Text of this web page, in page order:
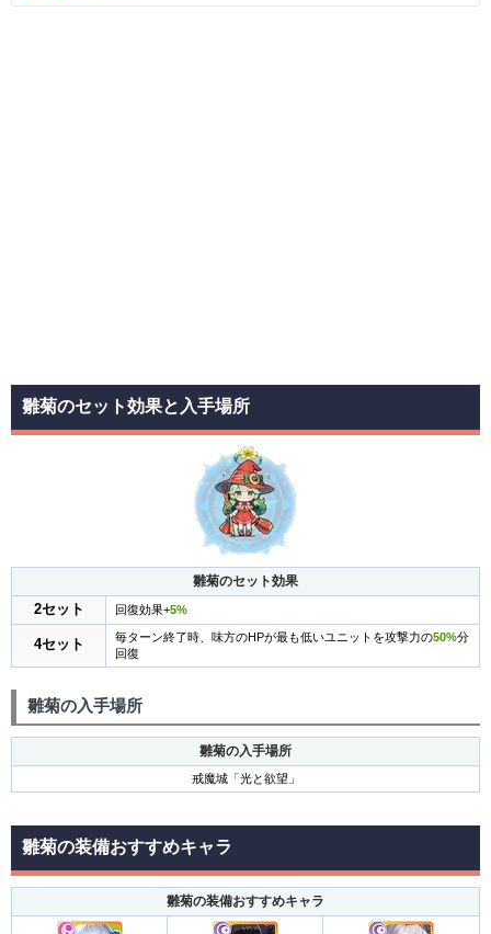
雛菊のセット効果と入手場所
雛菊のセット効果
2セット
回復効果+5%
4セット 毎ターン終了時、味方のHPが最も低いユニットを攻撃力の50%分
回復
雛菊の入手場所
雛菊の入手場所
戒魔城「光と欲望」
雛菊の装備おすすめキャラ
雛菊の装備おすすめキャラ